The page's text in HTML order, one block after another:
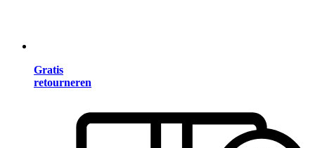
Gratis
retourneren